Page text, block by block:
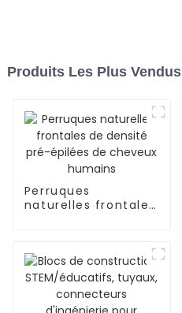
Produits Les Plus Vendus
Perruques
naturelles frontales